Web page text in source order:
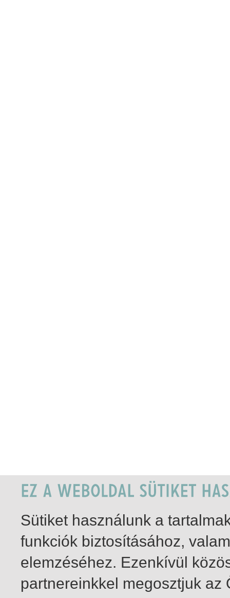
Sütiket használunk a
funkciók biztosításához,
elemzéséhez. Ezenkívül
partnereinkkel megosztjuk